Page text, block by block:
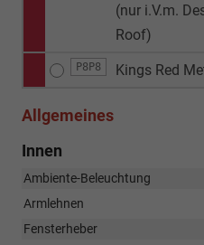
(nur i.V.m.
Roof)
P8P8 Kings Red
Allgemeines
Innen
Ambiente-Beleuchtung
Armlehnen
Fensterheber